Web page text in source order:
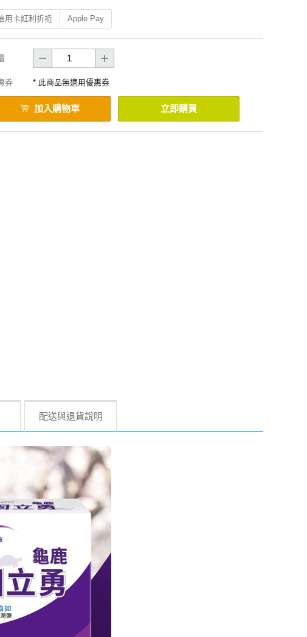
用卡紅利折抵 Apple Pay
券 * 此商品無適用優惠券
加入購物車 立即購買
配送與退貨說明